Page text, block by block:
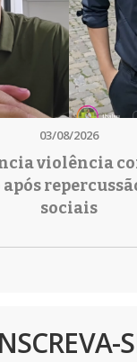
03/08/2026
violência
após
sociais